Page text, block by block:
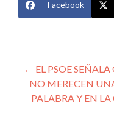
Facebook
de
← EL PSOE
NO MERECEN
PALABRA Y EN